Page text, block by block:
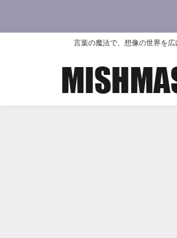
言葉の魔法で、想像の世界を広